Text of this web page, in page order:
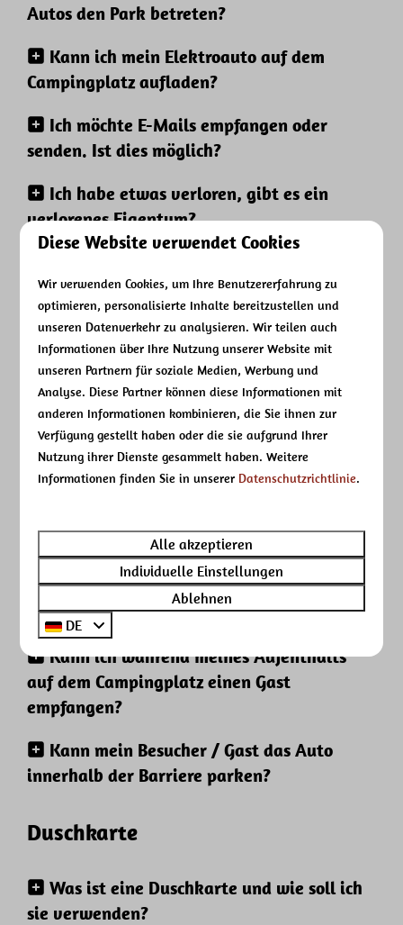
Autos den Park betreten?
Kann ich mein Elektroauto auf dem
Campingplatz aufladen?
Ich möchte E-Mails empfangen oder
senden. Ist dies möglich?
Ich habe etwas verloren, gibt es ein
verlorenes Eigentum?
erlaubt?
Zahlung
Ich habe einen Platz auf dem
Campingplatz 't Veld reserviert. Wie
bezahle ich meinen Urlaub?
Kann ich während meines Aufenthalts
auf dem Campingplatz auch Besucher
empfangen?
Kann ich während meines Aufenthalts
auf dem Campingplatz einen Gast
empfangen?
Kann mein Besucher / Gast das Auto
innerhalb der Barriere parken?
Duschkarte
Was ist eine Duschkarte und wie soll ich
sie verwenden?
Diese Website verwendet Cookies
Wir verwenden Cookies, um Ihre Benutzererfahrung zu
optimieren, personalisierte Inhalte bereitzustellen und
unseren Datenverkehr zu analysieren. Wir teilen auch
Informationen über Ihre Nutzung unserer Website mit
unseren Partnern für soziale Medien, Werbung und
Analyse. Diese Partner können diese Informationen mit
anderen Informationen kombinieren, die Sie ihnen zur
Verfügung gestellt haben oder die sie aufgrund Ihrer
Nutzung ihrer Dienste gesammelt haben. Weitere
Informationen finden Sie in unserer Datenschutzrichtlinie.
Alle akzeptieren
Individuelle Einstellungen
Ablehnen
DE